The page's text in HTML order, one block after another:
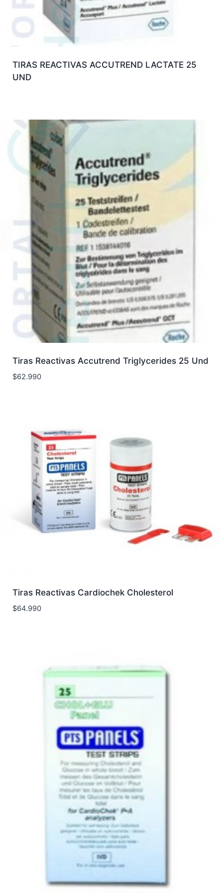
TIRAS REACTIVAS ACCUTREND LACTATE 25
UND
Tiras Reactivas Accutrend Triglycerides 25 Und
$62.990
Tiras Reactivas Cardiochek Cholesterol
$64.990